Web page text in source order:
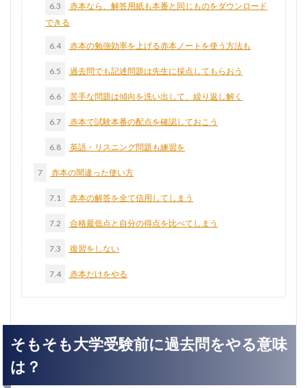
6.3
赤本なら、解答用紙も本番と同じものをダウンロード
できる
6.4 赤本の勉強効率を上げる赤本ノートを使う方法も
6.5 過去問でも記述問題は先生に採点してもらおう
6.6 苦手な問題は傾向を洗い出して、繰り返し解く
6.7 赤本で試験本番の配点を確認しておこう
6.8 英語・リスニング問題も練習を
7 赤本の間違った使い方
7.1 赤本の解答を全て信用してしまう
7.2 合格最低点と自分の得点を比べてしまう
7.3 復習をしない
7.4 赤本だけをやる
そもそも大学受験前に過去問をやる意味
は？